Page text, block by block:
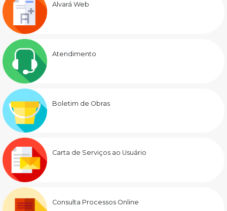
Alvará Web
Atendimento
Boletim de Obras
Carta de Serviços ao Usuário
Consulta Processos Online